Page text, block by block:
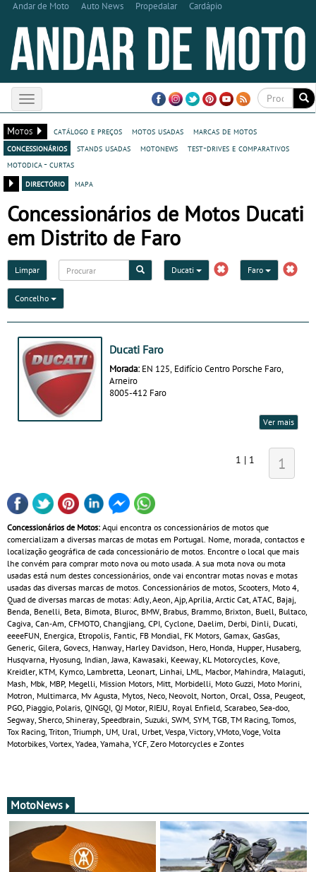
Andar de Moto Auto News Propedalar Cardápio
Toggle
navigation
Motos
catálogo e preços motos usadas
marcas de motos
concessionários
stands usadas motonews
test-drives e comparativos
motodica - curtas
directório
mapa
Concessionários de Motos Ducati
em Distrito de Faro
Limpar Ducati Faro
Concelho
Ducati Faro
Morada: EN 125, Edifício Centro Porsche Faro,
Arneiro
8005-412 Faro
Ver mais
1 | 1 1
Concessionários de Motos: Aqui encontra os concessionários de motos que
comercializam a diversas marcas de motas em Portugal. Nome, morada, contactos e
localização geográfica de cada concessionário de motos. Encontre o local que mais
lhe convém para comprar moto nova ou moto usada. A sua mota nova ou mota
usadas está num destes concessionários, onde vai encontrar motas novas e motas
usadas das diversas marcas de motos. Concessionários de motos, Scooters, Moto 4,
Quad de diversas marcas de motas: Adly, Aeon, Ajp, Aprilia, Arctic Cat, ATAC, Bajaj,
Benda, Benelli, Beta, Bimota, Bluroc, BMW, Brabus, Brammo, Brixton, Buell, Bultaco,
Cagiva, Can‑Am, CFMOTO, Changjiang, CPI, Cyclone, Daelim, Derbi, Dinli, Ducati,
eeeeFUN, Energica, Etropolis, Fantic, FB Mondial, FK Motors, Gamax, GasGas,
Generic, Gilera, Govecs, Hanway, Harley Davidson, Hero, Honda, Hupper, Husaberg,
Husqvarna, Hyosung, Indian, Jawa, Kawasaki, Keeway, KL Motorcycles, Kove,
Kreidler, KTM, Kymco, Lambretta, Leonart, Linhai, LML, Macbor, Mahindra, Malaguti,
Mash, Mbk, MBP, Megelli, Mission Motors, Mitt, Morbidelli, Moto Guzzi, Moto Morini,
Motron, Multimarca, Mv Agusta, Mytos, Neco, Neovolt, Norton, Orcal, Ossa, Peugeot,
PGO, Piaggio, Polaris, QINGQI, QJ Motor, RIEJU, Royal Enfield, Scarabeo, Sea-doo,
Segway, Sherco, Shineray, Speedbrain, Suzuki, SWM, SYM, TGB, TM Racing, Tomos,
Tox Racing, Triton, Triumph, UM, Ural, Urbet, Vespa, Victory, VMoto, Voge, Volta
Motorbikes, Vortex, Yadea, Yamaha, YCF, Zero Motorcycles e Zontes
MotoNews